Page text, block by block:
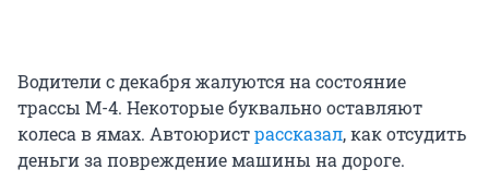
Водители с декабря жалуются на состояние
трассы М-4. Некоторые буквально оставляют
колеса в ямах. Автоюристрассказал, как отсудить
деньги за повреждение машины на дороге.